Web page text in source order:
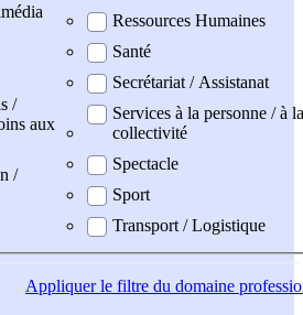
/
aux
/
Ressources Humaines
Santé
Secrétariat / Assistanat
Services à la personne / à la
collectivité
Spectacle
Sport
Transport / Logistique
Appliquerle filtre du domaine